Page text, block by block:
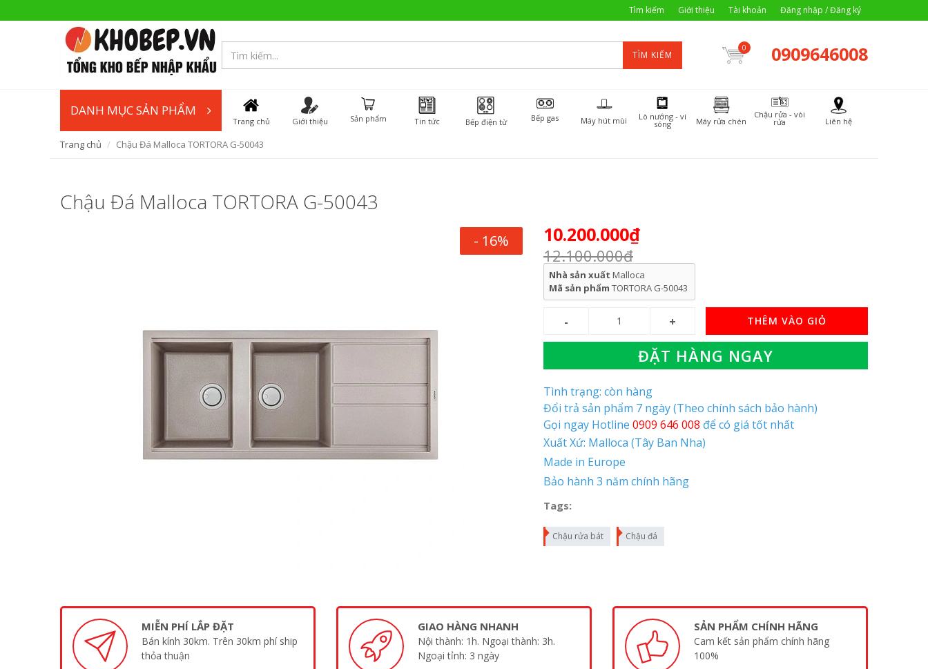
Tìm kiếm Giới thiệu Tài khoản Đăng nhập / Đăng ký
TÌM KIẾM
0 0909646008
DANH MỤC SẢN PHẨM
Trang chủ Giới thiệu Sản phẩm Tin tức Bếp điện từ Bếp gas Máy hút mùi Lò nướng - vi
sóng Máy rửa chén
Chậu rửa - vòi
rửa Liên hệ
Trang chủ Chậu Đá Malloca TORTORA G-50043
Chậu Đá Malloca TORTORA G-50043
- 16% 10.200.000₫
12.100.000₫
Nhà sản xuất Malloca
Mã sản phẩm TORTORA G-50043
THÊM VÀO GIỎ
ĐẶT HÀNG NGAY
Tình trạng: còn hàng
Đổi trả sản phẩm 7 ngày (Theo chính sách bảo hành)
Gọi ngay Hotline 0909 646 008 để có giá tốt nhất
Xuất Xứ: Malloca (Tây Ban Nha)
Made in Europe
Bảo hành 3 năm chính hãng
Tags:
Chậu rửa bát Chậu đá
MIỄN PHÍ LẮP ĐẶT
Bán kính 30km. Trên 30km phí ship
thỏa thuận
GIAO HÀNG NHANH
Nội thành: 1h. Ngoại thành: 3h.
Ngoại tỉnh: 3 ngày
SẢN PHẨM CHÍNH HÃNG
Cam kết sản phẩm chính hãng
100%